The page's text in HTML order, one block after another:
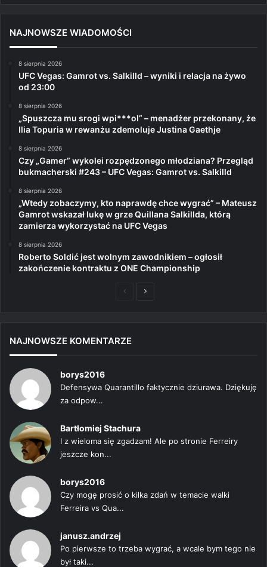
NAJNOWSZE WIADOMOŚCI
8 sierpnia 2026
UFC Vegas: Gamrot vs. Salkilld – wyniki i relacja na żywo
od 23:00
8 sierpnia 2026
„Spuszcza mu srogi wpi***ol” – menadżer przekonany, że
Ilia Topuria w rewanżu zdemoluje Justina Gaethje
8 sierpnia 2026
Czy „Gamer” wykolei rozpędzonego młodziana? Przegląd
bukmacherski #243 – UFC Vegas: Gamrot vs. Salkilld
8 sierpnia 2026
„Wtedy zobaczymy, kto naprawdę chce wygrać” – Mateusz
Gamrot wskazał lukę w grze Quillana Salkillda, którą
zamierza wykorzystać na UFC Vegas
8 sierpnia 2026
Roberto Soldić jest wolnym zawodnikiem – ogłosił
zakończenie kontraktu z ONE Championship
PoprzedniaNastępna
NAJNOWSZE KOMENTARZE
borys2016
Defensywa Quarantillo faktycznie dziurawa. Dziękuję
za odpow...
Bartłomiej Stachura
I z wieloma się zgadzam! Ale po stronie Ferreiry
jeszcze kon...
borys2016
Czy mogę prosić o kilka zdań w temacie walki
Ferreira vs Qua...
janusz.andrzej
Po pierwsze to trzeba wygrać, a wcale bym tego nie
był taki...